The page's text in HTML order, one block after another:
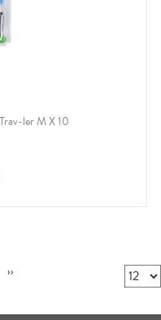
ler M X 10
››